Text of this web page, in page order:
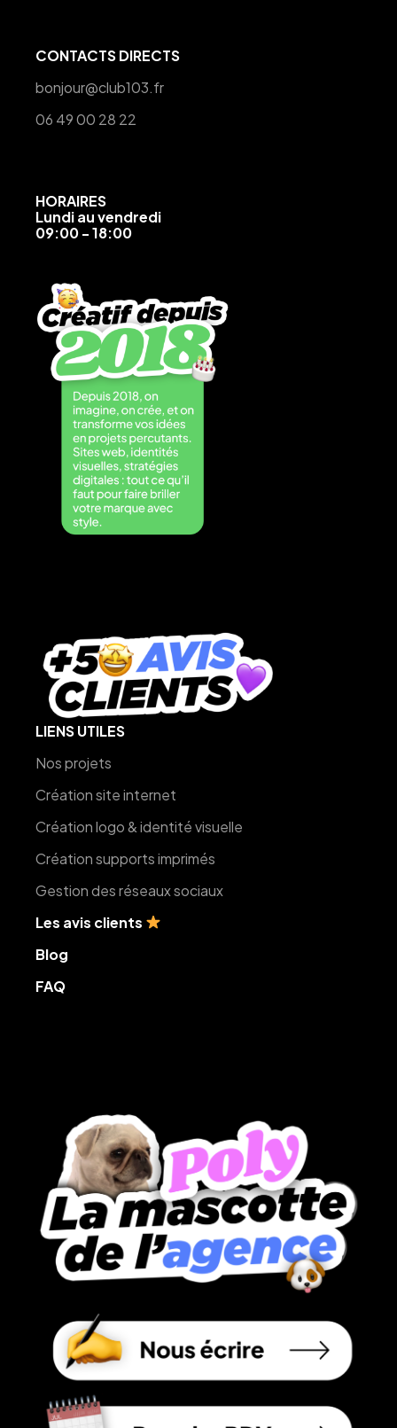
CONTACTS DIRECTS
bonjour@club103.fr
06 49 00 28 22
HORAIRES
Lundi au vendredi
09:00 - 18:00
LIENS UTILES
Nos projets
Création site internet
Création logo & identité visuelle
Création supports imprimés
Gestion des réseaux sociaux
Les avis clients
Blog
FAQ